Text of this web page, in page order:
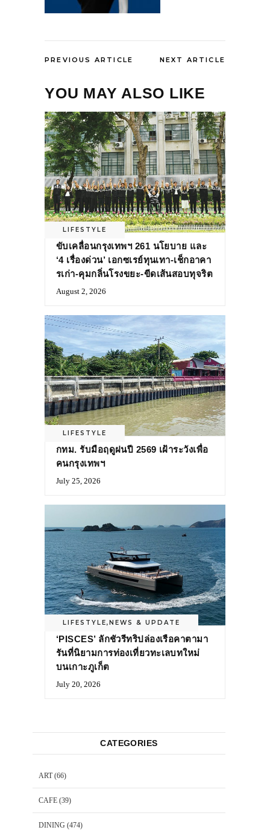
PREVIOUS ARTICLE NEXT ARTICLE
YOU MAY ALSO LIKE
LIFESTYLE
ขับเคลื่อนกรุงเทพฯ 261 นโยบาย และ
‘4 เรื่องด่วน’ เอกซเรย์ทุนเทา-เช็กอาคา
รเก่า-คุมกลิ่นโรงขยะ-ขีดเส้นสอบทุจริต
August 2, 2026
LIFESTYLE
กทม. รับมือฤดูฝนปี 2569 เฝ้าระวังเพื่อ
คนกรุงเทพฯ
July 25, 2026
LIFESTYLE,NEWS & UPDATE
‘PISCES’ ลักชัวรีทริปล่องเรือคาตามา
รันที่นิยามการท่องเที่ยวทะเลบทใหม่
บนเกาะภูเก็ต
July 20, 2026
CATEGORIES
ART(66)
CAFE (39)
DINING (474)